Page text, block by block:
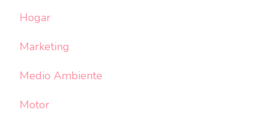
Hogar
Marketing
Medio Ambiente
Motor